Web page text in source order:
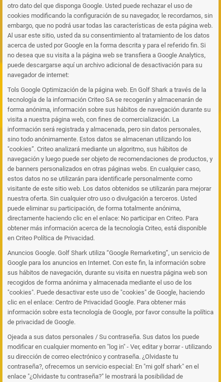
otro dato del que disponga Google. Usted puede rechazar el uso de
cookies modificando la configuración de su navegador, le recordamos, sin
embargo, que no podrá usar todas las características de esta página web.
Al usar este sitio, usted da su consentimiento al tratamiento de los datos
acerca de usted por Google en la forma descrita y para el referido fin. Si
no desea que su visita a la página web se transfiera a Google Analytics,
puede descargarse aquí un archivo adicional de desactivación para su
navegador de internet:
Tols Google Optimización de la página web. En Golf Shark a través de la
tecnología de la información Criteo SA se recogerán y almacenarán de
forma anónima, información sobre sus hábitos de navegación durante su
visita a nuestra página web, con fines de comercialización. La
información será registrada y almacenada, pero sin datos personales,
sino todo anónimamente. Estos datos se almacenan utilizando los
"cookies”. Criteo analizará mediante un algoritmo, sus hábitos de
navegación y luego puede ser objeto de recomendaciones de productos, y
de banners personalizados en otras páginas webs. En cualquier caso,
estos datos no se utilizarán para identificarle personalmente como
visitante de este sitio web. Los datos obtenidos se utilizarán para mejorar
nuestra oferta. Sin cualquier otro uso o divulgación a terceros. Usted
puede eliminar su participación, de forma totalmente anónima,
directamente haciendo clic en el enlace: No participar en Criteo. Para
obtener más información acerca de la tecnología Criteo, está disponible
en Criteo Política de Privacidad.
Anuncios Google. Golf Shark utiliza “Google Remarketing”, un servicio de
Google para los anuncios en Internet. Con este fin, la información sobre
sus hábitos de navegación, durante su visita en nuestra página web son
recogidos de forma anónima y almacenada mediante el uso de los
"cookies". Puede desactivar este uso de "cookies" de Google, haciendo
clic en el enlace: Centro de Privacidad Google. Para obtener más
información sobre esta tecnología de Google, por favor consulte la política
de privacidad de Google.
Ojeada a sus datos personales / Su contraseña. Sus datos los puede
modificar en cualquier momento en "log in" - Ver, editar y borrar - utilizando
su dirección de correo electrónico y contraseña. ¿Olvidaste tu
contraseña?, ofrecemos un servicio especial: En "mi golf shark" en el
enlace "¿Olvidaste tu contraseña?" le mostrará la posibilidad de